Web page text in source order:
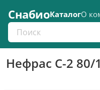
СнабиоКаталогО
Поиск по каталогу
Нефрас С-2 80/